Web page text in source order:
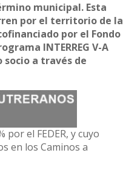
municipal. Esta
por el territorio de la
por el Fondo
INTERREG V-A
socio a través de
el FEDER, y cuyo
en los Caminos a